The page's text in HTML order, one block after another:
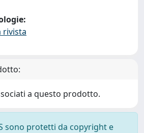
rivista
a questo prodotto.
sono protetti da copyright e